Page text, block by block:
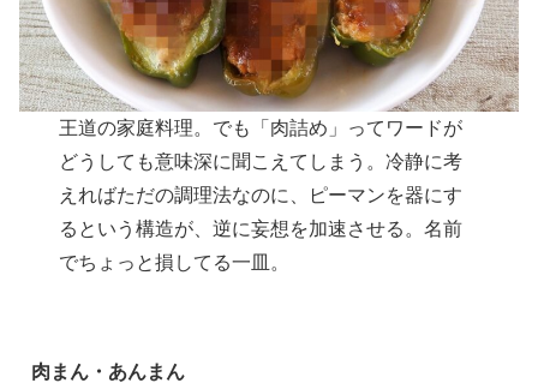
王道の家庭料理。でも「肉詰め」ってワードが
どうしても意味深に聞こえてしまう。冷静に考
えればただの調理法なのに、ピーマンを器にす
るという構造が、逆に妄想を加速させる。名前
でちょっと損してる一皿。
肉まん・あんまん